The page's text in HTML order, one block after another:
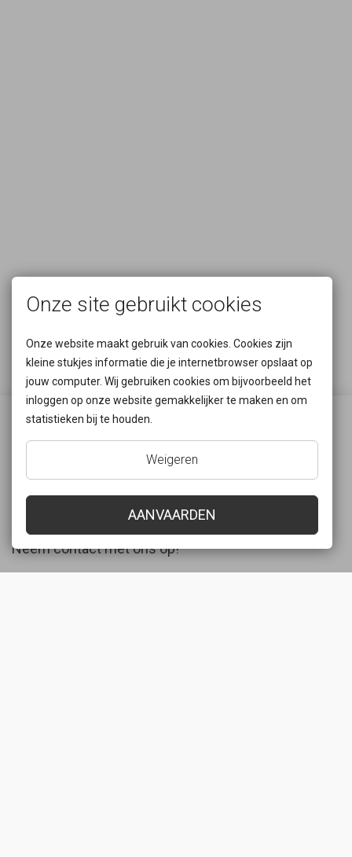
Waar zijn we gelegen?
Neem contact met ons op!
Onze site gebruikt cookies
Onze website maakt gebruik van cookies. Cookies zijn
kleine stukjes informatie die je internetbrowser opslaat op
jouw computer. Wij gebruiken cookies om bijvoorbeeld het
inloggen op onze website gemakkelijker te maken en om
statistieken bij te houden.
Weigeren
AANVAARDEN